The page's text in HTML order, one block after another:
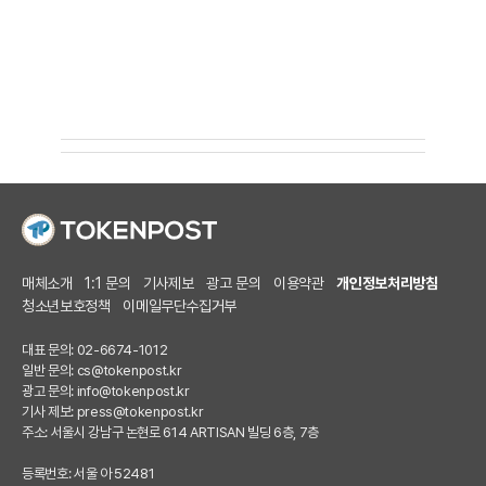
매체소개 1:1 문의 기사제보 광고 문의 이용약관
개인정보처리방침
청소년보호정책
이메일무단수집거부
대표 문의: 02-6674-1012
일반 문의: cs@tokenpost.kr
광고 문의: info@tokenpost.kr
기사 제보: press@tokenpost.kr
주소: 서울시 강남구 논현로 614 ARTISAN 빌딩 6층, 7층
등록번호: 서울 아 52481